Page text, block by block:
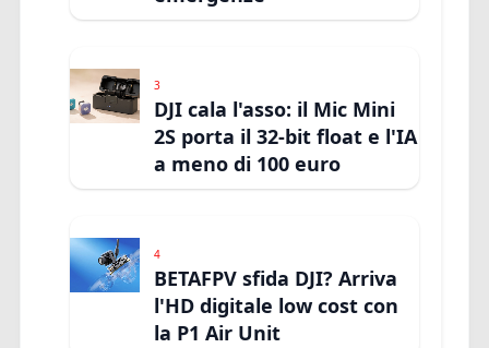
3
DJI cala l'asso: il Mic Mini
2S porta il 32-bit float e l'IA
a meno di 100 euro
4
BETAFPV sfida DJI? Arriva
l'HD digitale low cost con
la P1 Air Unit